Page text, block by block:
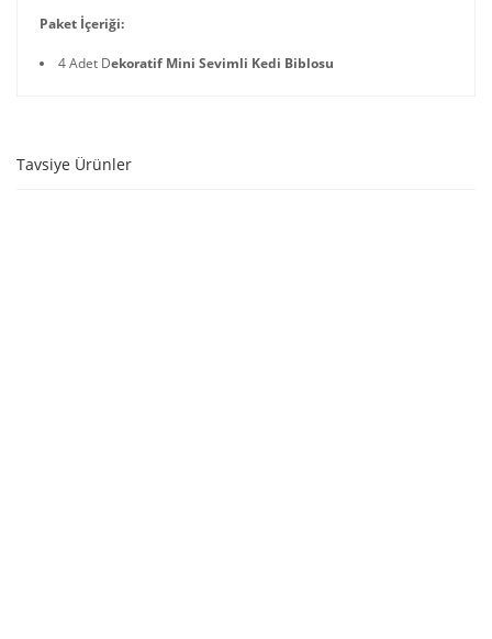
Paket İçeriği:
4 Adet Dekoratif Mini Sevimli Kedi Biblosu
Tavsiye Ürünler